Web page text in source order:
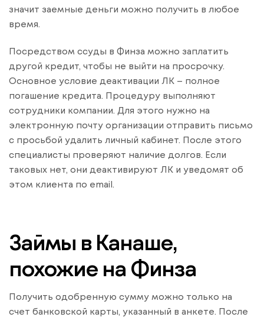
значит заемные деньги можно получить в любое
время.
Посредством ссуды в Финза можно заплатить
другой кредит, чтобы не выйти на просрочку.
Основное условие деактивации ЛК – полное
погашение кредита. Процедуру выполняют
сотрудники компании. Для этого нужно на
электронную почту организации отправить письмо
с просьбой удалить личный кабинет. После этого
специалисты проверяют наличие долгов. Если
таковых нет, они деактивируют ЛК и уведомят об
этом клиента по email.
Займы в Канаше,
похожие на Финза
Получить одобренную сумму можно только на
счет банковской карты, указанный в анкете. После